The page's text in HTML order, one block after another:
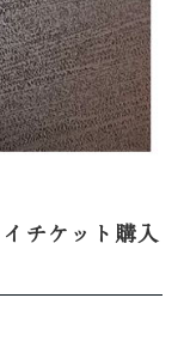
チケット購入